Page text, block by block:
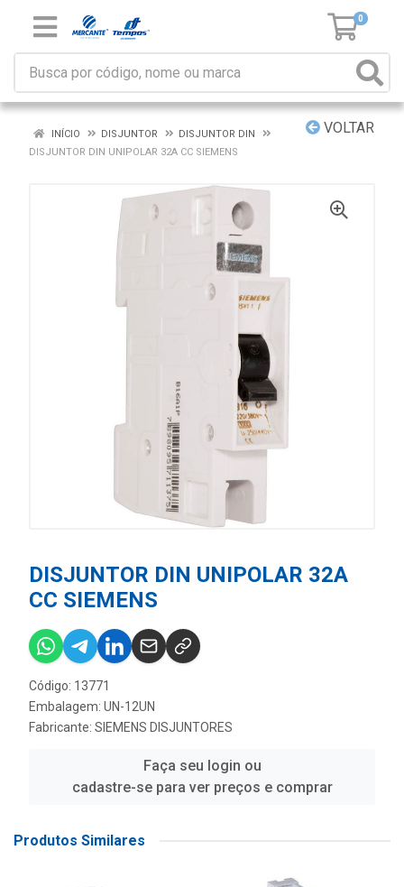
0
VOLTAR
INÍCIO DISJUNTOR
DISJUNTOR DIN
DISJUNTOR DIN UNIPOLAR 32A CC SIEMENS
DISJUNTOR DIN UNIPOLAR 32A
CC SIEMENS
Código: 13771
Embalagem: UN-12UN
Fabricante: SIEMENS DISJUNTORES
Faça seu login ou
cadastre-se para ver preços e comprar
Produtos Similares